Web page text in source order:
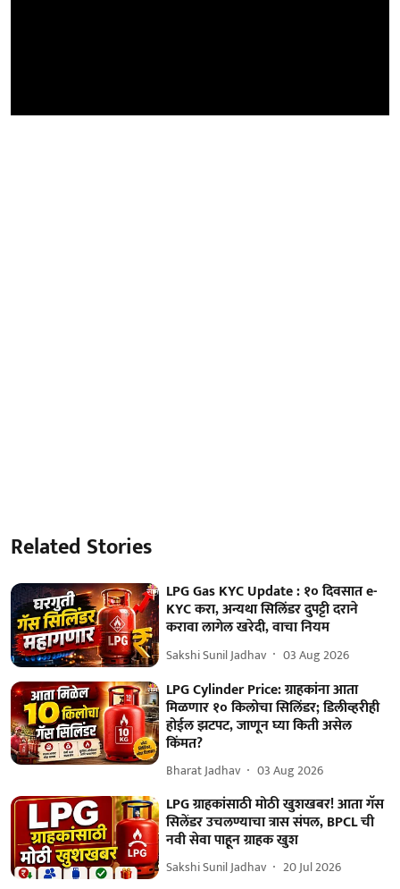
Related Stories
LPG Gas KYC Update : १० दिवसात e-
KYC करा, अन्यथा सिलिंडर दुपट्टी दराने
करावा लागेल खरेदी, वाचा नियम
Sakshi Sunil Jadhav 03 Aug 2026
LPG Cylinder Price: ग्राहकांना आता
मिळणार १० किलोचा सिलिंडर; डिलीव्हरीही
होईल झटपट, जाणून घ्या किती असेल
किंमत?
Bharat Jadhav 03 Aug 2026
LPG ग्राहकांसाठी मोठी खुशखबर! आता गॅस
सिलेंडर उचलण्याचा त्रास संपल, BPCL ची
नवी सेवा पाहून ग्राहक खुश
Sakshi Sunil Jadhav 20 Jul 2026